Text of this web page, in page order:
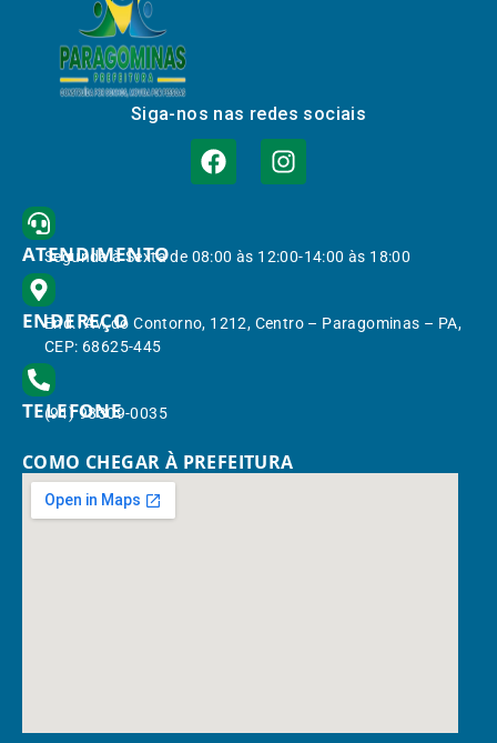
Siga-nos nas redes sociais
ATENDIMENTO
Segunda à Sexta de 08:00 às 12:00-14:00 às 18:00
ENDEREÇO
End.: Av. do Contorno, 1212, Centro – Paragominas – PA,
CEP: 68625-445
TELEFONE
(91) 98309-0035
COMO CHEGAR À PREFEITURA